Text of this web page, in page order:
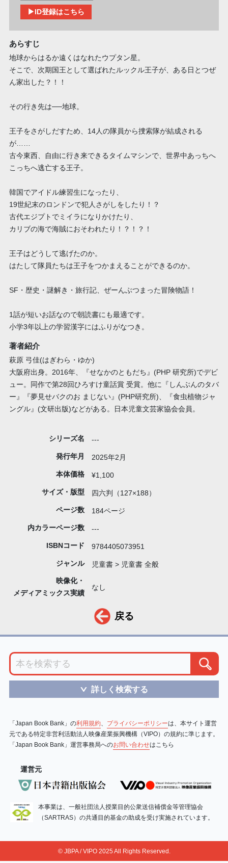
▶ID登録はこちら
あらすじ
地球からはるか遠くはなれたウプタン星。
そこで、次期国王として選ばれたルックル王子が、ある日とつぜ
ん家出した？！！
その行き先は──地球。
王子をさがしだすため、14人の隊員から捜索隊が結成される
が……
古今東西、自由に行き来できるタイムマシンで、世界中あっちへ
こっちへ逃亡する王子。
韓国でアイドル練習生になったり、
19世紀末のロンドンで犯人さがしをしたり！？
古代エジプトでミイラになりかけたり、
カリブの海で海賊におそわれたり！？！？！
王子はどうして逃げたのか。
はたして隊員たちは王子をつかまえることができるのか。
SF・歴史・謎解き・旅行記、ぜーんぶつまった冒険物語！
1話が短いお話なので朝読書にも最適です。
小学3年以上の学習漢字にはふりがなつき。
著者紹介
萩原 弓佳(はぎわら・ゆか)
大阪府出身。2016年、『せなかのともだち』(PHP 研究所)でデビ
ュー。同作で第28回ひろすけ童話賞 受賞。他に『しんぶんのタバ
ー』『夢見せバクのお まじない』(PHP研究所)、『食虫植物ジャ
ングル』(文研出版)などがある。日本児童文芸家協会会員。
シリーズ名 ---
発行年月 2025年2月
本体価格 ¥1,100
サイズ・版型 四六判（127×188）
ページ数 184ページ
内カラーページ数 ---
ISBNコード 9784405073951
ジャンル 児童書 > 児童書 全般
映像化・
メディアミックス実績
なし
戻る
＞ 詳しく検索する
「Japan Book Bank」の利用規約、 プライバシーポリシーは、本サイト運営
元である特定非営利活動法人映像産業振興機構（VIPO）の規約に準じます。
「Japan Book Bank」運営事務局へのお問い合わせはこちら
運営元
本事業は、一般社団法人授業目的公衆送信補償金等管理協会
（SARTRAS）の共通目的基金の助成を受け実施されています。
© JBPA / VIPO 2025 All Rights Reserved.